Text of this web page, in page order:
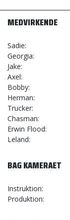
MEDVIRKENDE
Sadie
Georgia
Jake
Axel
Bobby
Herman
Trucker
Chasman
Erwin Flood
Leland
BAG KAMERAET
Instruktion
Produktion